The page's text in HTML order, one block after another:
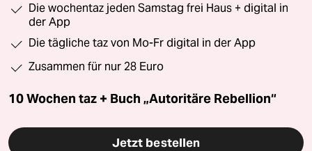
Die wochentaz jeden Samstag frei Haus + digital in
der App
Die tägliche taz von Mo-Fr digital in der App
Zusammen für nur 28 Euro
10 Wochen taz + Buch „Autoritäre Rebellion“
Jetzt bestellen